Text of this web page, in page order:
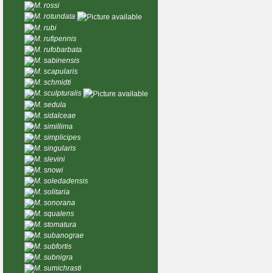
M. rossi
M. rotundata
M. rubi
M. rufipennis
M. rufobarbata
M. sabinensis
M. scapularis
M. schmidti
M. sculpturalis
M. sedula
M. sidalceae
M. simillima
M. simplicipes
M. singularis
M. slevini
M. snowi
M. soledadensis
M. solitaria
M. sonorana
M. squalens
M. stomatura
M. subanograe
M. subfortis
M. subnigra
M. sumichrasti